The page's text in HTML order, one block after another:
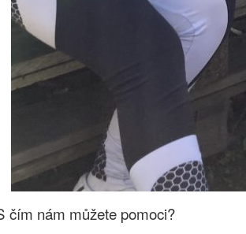
čím nám můžete pomoci?